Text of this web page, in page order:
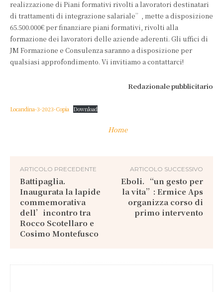
realizzazione di Piani formativi rivolti a lavoratori destinatari
di trattamenti di integrazione salariale”, mette a disposizione
65.500.000€ per finanziare piani formativi, rivolti alla
formazione dei lavoratori delle aziende aderenti. Gli uffici di
JM Formazione e Consulenza saranno a disposizione per
qualsiasi approfondimento. Vi invitiamo a contattarci!
Redazionale pubblicitario
Locandina-3-2023-Copia Download
Home
ARTICOLO PRECEDENTE
Battipaglia.
Inaugurata la lapide
commemorativa
dell’incontro tra
Rocco Scotellaro e
Cosimo Montefusco
ARTICOLO SUCCESSIVO
Eboli. “un gesto per
la vita”: Ermice Aps
organizza corso di
primo intervento